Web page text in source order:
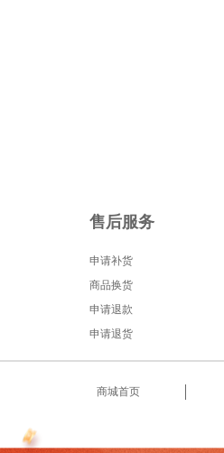
售后服务
申请补货
商品换货
申请退款
申请退货
商城首页